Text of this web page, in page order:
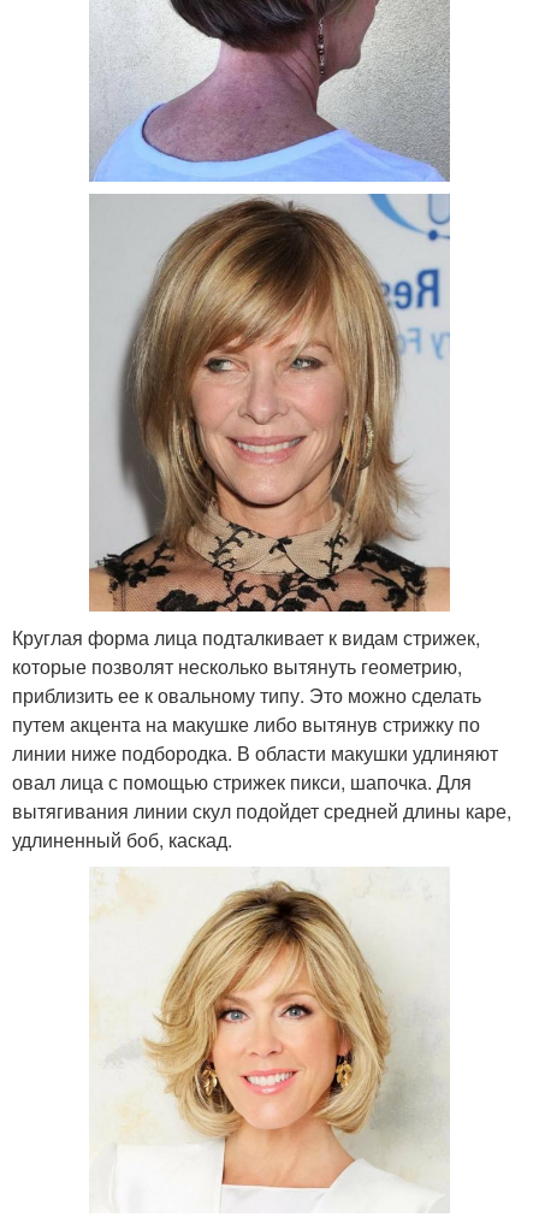
Круглая форма лица подталкивает к видам стрижек,
которые позволят несколько вытянуть геометрию,
приблизить ее к овальному типу. Это можно сделать
путем акцента на макушке либо вытянув стрижку по
линии ниже подбородка. В области макушки удлиняют
овал лица с помощью стрижек пикси, шапочка. Для
вытягивания линии скул подойдет средней длины каре,
удлиненный боб, каскад.